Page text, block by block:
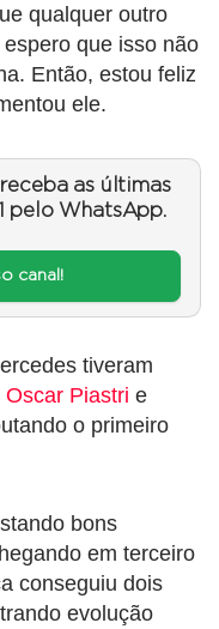
qualquer outro
que isso não
Então, estou feliz
ele.
as últimas
pelo WhatsApp.
canal!
tiveram
Oscar Piastri e
o primeiro
bons
em terceiro
conseguiu dois
evolução